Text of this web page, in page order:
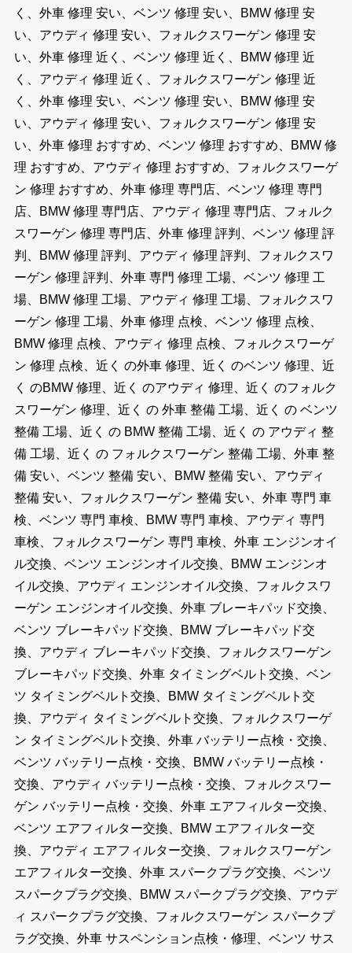
く、外車 修理 安い、ベンツ 修理 安い、BMW 修理 安
い、アウディ 修理 安い、フォルクスワーゲン 修理 安
い、外車 修理 近く、ベンツ 修理 近く、BMW 修理 近
く、アウディ 修理 近く、フォルクスワーゲン 修理 近
く、外車 修理 安い、ベンツ 修理 安い、BMW 修理 安
い、アウディ 修理 安い、フォルクスワーゲン 修理 安
い、外車 修理 おすすめ、ベンツ 修理 おすすめ、BMW 修
理 おすすめ、アウディ 修理 おすすめ、フォルクスワーゲ
ン 修理 おすすめ、外車 修理 専門店、ベンツ 修理 専門
店、BMW 修理 専門店、アウディ 修理 専門店、フォルク
スワーゲン 修理 専門店、外車 修理 評判、ベンツ 修理 評
判、BMW 修理 評判、アウディ 修理 評判、フォルクスワ
ーゲン 修理 評判、外車 専門 修理 工場、ベンツ 修理 工
場、BMW 修理 工場、アウディ 修理 工場、フォルクスワ
ーゲン 修理 工場、外車 修理 点検、ベンツ 修理 点検、
BMW 修理 点検、アウディ 修理 点検、フォルクスワーゲ
ン 修理 点検、近く の外車 修理、近く のベンツ 修理、近
く のBMW 修理、近く のアウディ 修理、近く のフォルク
スワーゲン 修理、近く の 外車 整備 工場、近く の ベンツ
整備 工場、近く の BMW 整備 工場、近く の アウディ 整
備 工場、近く の フォルクスワーゲン 整備 工場、外車 整
備 安い、ベンツ 整備 安い、BMW 整備 安い、アウディ
整備 安い、フォルクスワーゲン 整備 安い、外車 専門 車
検、ベンツ 専門 車検、BMW 専門 車検、アウディ 専門
車検、フォルクスワーゲン 専門 車検、外車 エンジンオイ
ル交換、ベンツ エンジンオイル交換、BMW エンジンオ
イル交換、アウディ エンジンオイル交換、フォルクスワ
ーゲン エンジンオイル交換、外車 ブレーキパッド交換、
ベンツ ブレーキパッド交換、BMW ブレーキパッド交
換、アウディ ブレーキパッド交換、フォルクスワーゲン
ブレーキパッド交換、外車 タイミングベルト交換、ベン
ツ タイミングベルト交換、BMW タイミングベルト交
換、アウディ タイミングベルト交換、フォルクスワーゲ
ン タイミングベルト交換、外車 バッテリー点検・交換、
ベンツ バッテリー点検・交換、BMW バッテリー点検・
交換、アウディ バッテリー点検・交換、フォルクスワー
ゲン バッテリー点検・交換、外車 エアフィルター交換、
ベンツ エアフィルター交換、BMW エアフィルター交
換、アウディ エアフィルター交換、フォルクスワーゲン
エアフィルター交換、外車 スパークプラグ交換、ベンツ
スパークプラグ交換、BMW スパークプラグ交換、アウデ
ィ スパークプラグ交換、フォルクスワーゲン スパークプ
ラグ交換、外車 サスペンション点検・修理、ベンツ サス